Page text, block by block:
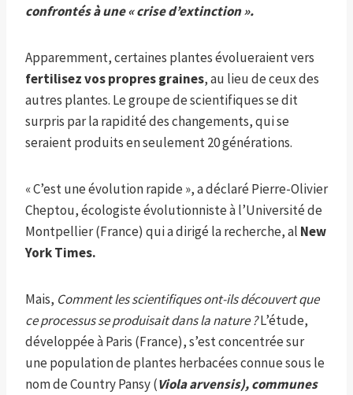
confrontés à une « crise d’extinction ».
Apparemment, certaines plantes évolueraient vers
fertilisez vos propres graines, au lieu de ceux des
autres plantes. Le groupe de scientifiques se dit
surpris par la rapidité des changements, qui se
seraient produits en seulement 20 générations.
« C’est une évolution rapide », a déclaré Pierre-Olivier
Cheptou, écologiste évolutionniste à l’Université de
Montpellier (France) qui a dirigé la recherche, al New
York Times.
Mais, Comment les scientifiques ont-ils découvert que
ce processus se produisait dans la nature ?L’étude,
développée à Paris (France), s’est concentrée sur
une population de plantes herbacées connue sous le
nom de Country Pansy (Viola arvensis), communes